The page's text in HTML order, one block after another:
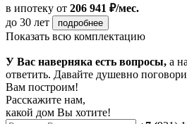
в ипотеку от 206 941 ₽/мес.
до 30 лет
подробнее
Показать всю комплектацию
У Вас наверняка есть вопросы, а
ответить. Давайте душевно
Вам построим!
Расскажите нам,
какой дом Вы хотите!